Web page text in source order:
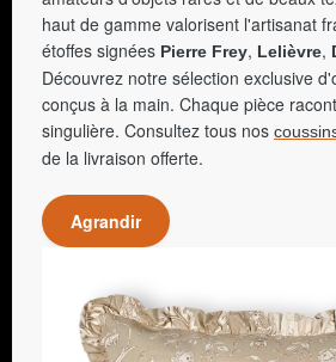
haut de gamme valorisent l'artisanat
étoffes signées Pierre Frey, Lelièvre,
Découvrez notre sélection exclusive
conçus à la main. Chaque pièce
singulière. Consultez tous nos
de la livraison offerte.
Agrandir